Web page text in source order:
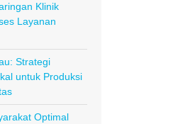
Klinik
Layanan
Strategi
untuk Produksi
Optimal